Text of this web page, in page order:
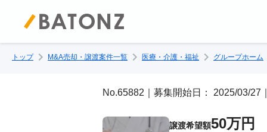
トップ M&A売却・譲渡案件一覧 医療・介護・福祉 グループホーム
No.65882｜募集開始日： 2025/03/
譲渡希望額50万円